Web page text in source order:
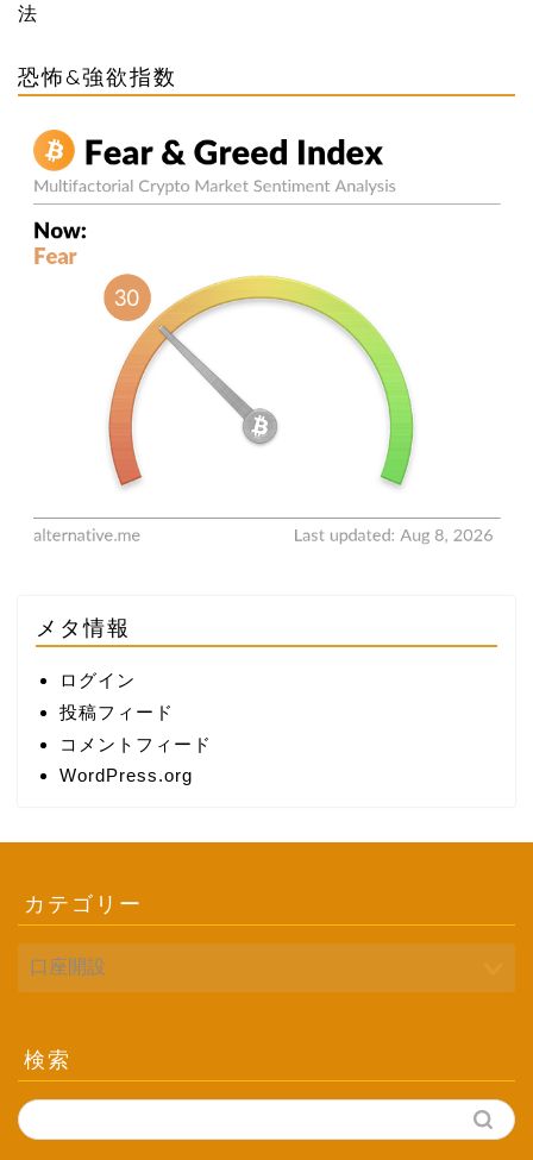
法
恐怖&強欲指数
メタ情報
ログイン
投稿フィード
コメントフィード
WordPress.org
カテゴリー
検索